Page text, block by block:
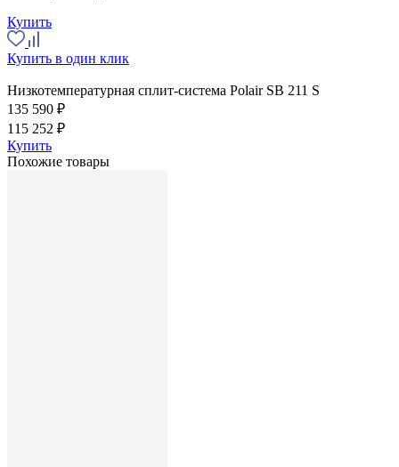
Купить
Купить в один клик
Низкотемпературная сплит-система Polair SB 211 S
135 590 ₽
115 252 ₽
Купить
Похожие товары